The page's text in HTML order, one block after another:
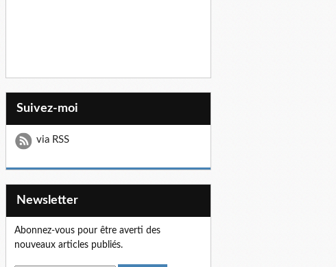
Suivez-moi
via RSS
Newsletter
Abonnez-vous pour être averti des
nouveaux articles publiés.